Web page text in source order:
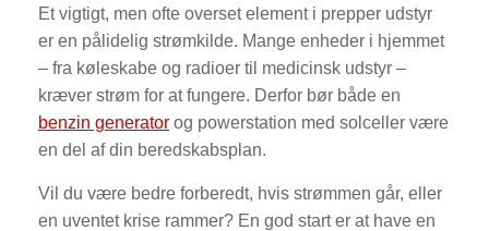
Et vigtigt, men ofte overset element i prepper udstyr
er en pålidelig strømkilde. Mange enheder i hjemmet
– fra køleskabe og radioer til medicinsk udstyr –
kræver strøm for at fungere. Derfor bør både en
benzin generator og powerstation med solceller være
en del af din beredskabsplan.
Vil du være bedre forberedt, hvis strømmen går, eller
en uventet krise rammer? En god start er at have en